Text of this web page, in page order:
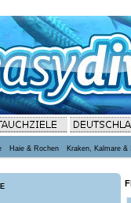
Haie & Rochen Kraken, Kalmare &